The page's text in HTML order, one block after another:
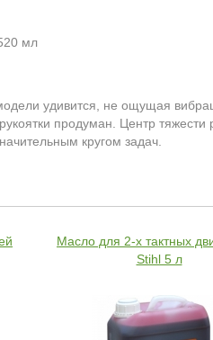
мл
удивится, не ощущая
продуман. Центр тяжести
кругом задач.
Масло для 2-х тактных
Stihl 5 л